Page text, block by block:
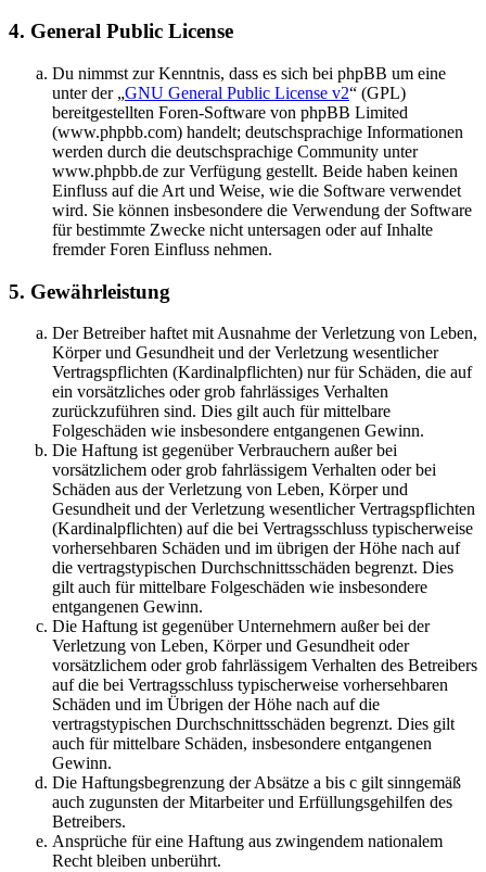
4. General Public License
Du nimmst zur Kenntnis, dass es sich bei phpBB um eine
unter der „GNU General Public License v2“ (GPL)
bereitgestellten Foren-Software von phpBB Limited
(www.phpbb.com) handelt; deutschsprachige Informationen
werden durch die deutschsprachige Community unter
www.phpbb.de zur Verfügung gestellt. Beide haben keinen
Einfluss auf die Art und Weise, wie die Software verwendet
wird. Sie können insbesondere die Verwendung der Software
für bestimmte Zwecke nicht untersagen oder auf Inhalte
fremder Foren Einfluss nehmen.
5. Gewährleistung
Der Betreiber haftet mit Ausnahme der Verletzung von Leben,
Körper und Gesundheit und der Verletzung wesentlicher
Vertragspflichten (Kardinalpflichten) nur für Schäden, die auf
ein vorsätzliches oder grob fahrlässiges Verhalten
zurückzuführen sind. Dies gilt auch für mittelbare
Folgeschäden wie insbesondere entgangenen Gewinn.
Die Haftung ist gegenüber Verbrauchern außer bei
vorsätzlichem oder grob fahrlässigem Verhalten oder bei
Schäden aus der Verletzung von Leben, Körper und
Gesundheit und der Verletzung wesentlicher Vertragspflichten
(Kardinalpflichten) auf die bei Vertragsschluss typischerweise
vorhersehbaren Schäden und im übrigen der Höhe nach auf
die vertragstypischen Durchschnittsschäden begrenzt. Dies
gilt auch für mittelbare Folgeschäden wie insbesondere
entgangenen Gewinn.
Die Haftung ist gegenüber Unternehmern außer bei der
Verletzung von Leben, Körper und Gesundheit oder
vorsätzlichem oder grob fahrlässigem Verhalten des Betreibers
auf die bei Vertragsschluss typischerweise vorhersehbaren
Schäden und im Übrigen der Höhe nach auf die
vertragstypischen Durchschnittsschäden begrenzt. Dies gilt
auch für mittelbare Schäden, insbesondere entgangenen
Gewinn.
Die Haftungsbegrenzung der Absätze a bis c gilt sinngemäß
auch zugunsten der Mitarbeiter und Erfüllungsgehilfen des
Betreibers.
Ansprüche für eine Haftung aus zwingendem nationalem
Recht bleiben unberührt.